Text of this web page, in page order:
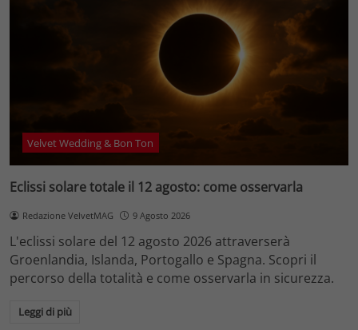
Velvet Wedding & Bon Ton
Eclissi solare totale il 12 agosto: come osservarla
Redazione VelvetMAG 9 Agosto 2026
L'eclissi solare del 12 agosto 2026 attraverserà
Groenlandia, Islanda, Portogallo e Spagna. Scopri il
percorso della totalità e come osservarla in sicurezza.
Leggi di più